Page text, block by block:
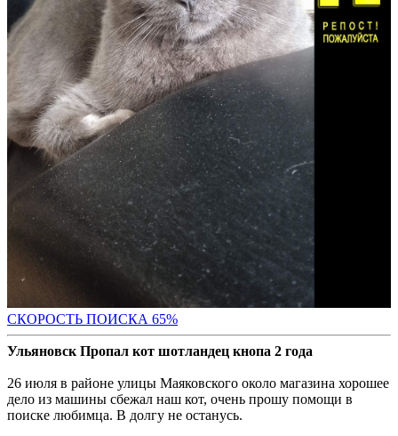
СКОРОСТЬ ПОИСКА 65%
Ульяновск Пропал кот шотландец кнопа 2 года
26 июля в районе улицы Маяковского около магазина хорошее
дело из машины сбежал наш кот, очень прошу помощи в
поиске любимца. В долгу не останусь.